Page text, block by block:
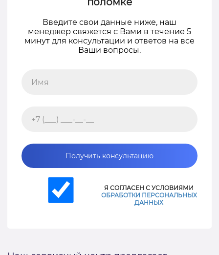
Введите свои данные ниже, наш
менеджер свяжется с Вами в течение 5
минут для консультации и ответов на все
Ваши вопросы.
Получить консультацию
Я СОГЛАСЕН С УСЛОВИЯМИ
ОБРАБОТКИ ПЕРСОНАЛЬНЫХ
ДАННЫХ